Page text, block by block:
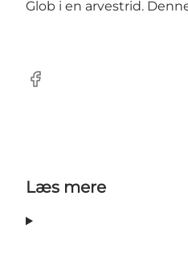
Glob i en arvestrid.
Facebook
Læs mere